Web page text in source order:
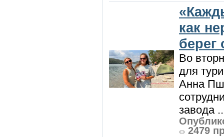
как
берег
Во
для
Анна
завода
2479